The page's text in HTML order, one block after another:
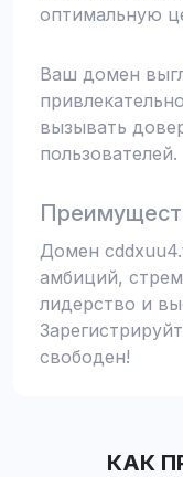
оптимальную
Ваш домен
вызывать
пользователей.
Домен
амбиций,
лидерство и
свободен!
КАК